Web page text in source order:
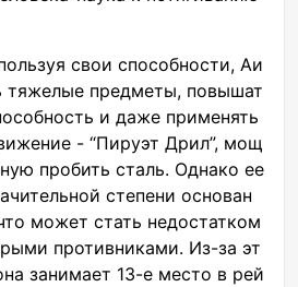
свои способности, Аи
тяжелые предметы, повышат
и даже применять
- “Пируэт Дрил”, мощ
пробить сталь. Однако ее
степени основан
может стать недостатком
противниками. Из-за эт
занимает 13-е место в рей